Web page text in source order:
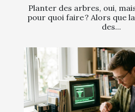
Planter des arbres, oui,
pour quoi faire ? Alors que
des...